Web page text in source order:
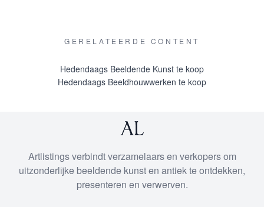
GERELATEERDE CONTENT
Hedendaags Beeldende Kunst te koop
Hedendaags Beeldhouwwerken te koop
Artlistings verbindt verzamelaars en verkopers om
uitzonderlijke beeldende kunst en antiek te ontdekken,
presenteren en verwerven.